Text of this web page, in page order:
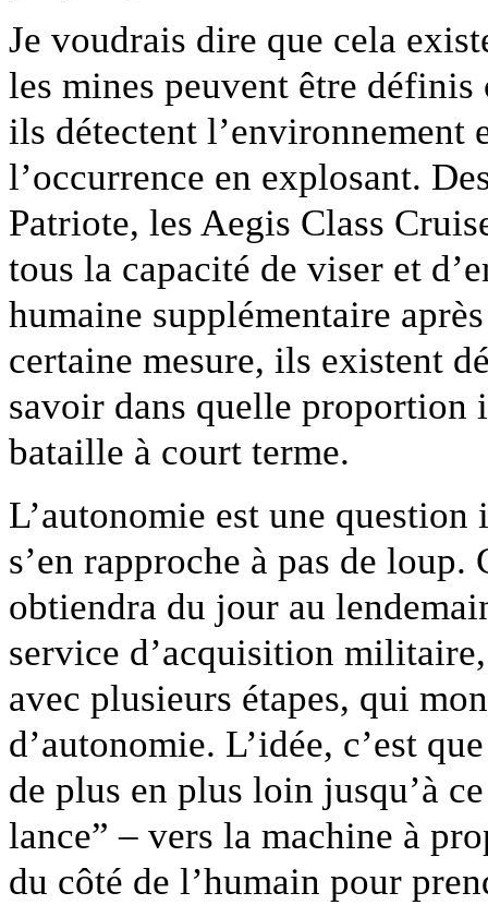
Je voudrais dire que cela
les mines peuvent être définis
ils détectent l’environnement
l’occurrence en explosant.
Patriote, les Aegis Class
tous la capacité de viser et
humaine supplémentaire
certaine mesure, ils existent
savoir dans quelle proportion
bataille à court terme.
L’autonomie est une
s’en rapproche à pas de loup.
obtiendra du jour au
service d’acquisition
avec plusieurs étapes, qui
d’autonomie. L’idée, c’est
de plus en plus loin jusqu’à
lance” – vers la machine à
du côté de l’humain pour